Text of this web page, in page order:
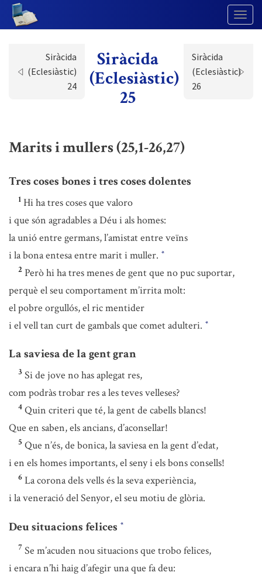
Siràcida
(Eclesiàstic)
24
Siràcida
(Eclesiàstic)
25
Siràcida
(Eclesiàstic)
26
Marits i mullers (25,1-26,27)
Tres coses bones i tres coses dolentes
1 Hi ha tres coses que valoro
i que són agradables a Déu i als homes:
la unió entre germans, l’amistat entre veïns
i la bona entesa entre marit i muller. *
2 Però hi ha tres menes de gent que no puc suportar,
perquè el seu comportament m’irrita molt:
el pobre orgullós, el ric mentider
i el vell tan curt de gambals que comet adulteri. *
La saviesa de la gent gran
3 Si de jove no has aplegat res,
com podràs trobar res a les teves velleses?
4 Quin criteri que té, la gent de cabells blancs!
Que en saben, els ancians, d’aconsellar!
5 Que n’és, de bonica, la saviesa en la gent d’edat,
i en els homes importants, el seny i els bons consells!
6 La corona dels vells és la seva experiència,
i la veneració del Senyor, el seu motiu de glòria.
Deu situacions felices *
7 Se m’acuden nou situacions que trobo felices,
i encara n’hi haig d’afegir una que fa deu: